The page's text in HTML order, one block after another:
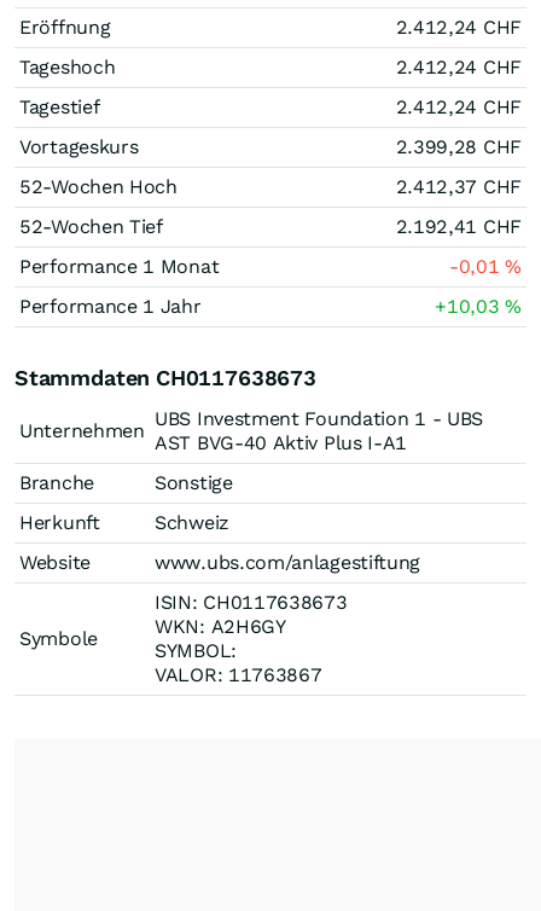
Eröffnung
2.412,24 CHF
Tageshoch
2.412,24 CHF
Tagestief
2.412,24 CHF
Vortageskurs
2.399,28 CHF
52-Wochen Hoch
2.412,37 CHF
52-Wochen Tief
2.192,41 CHF
Performance 1 Monat
-0,01%
Performance 1 Jahr
+10,03%
Stammdaten CH0117638673
Unternehmen
UBS Investment Foundation 1 - UBS
AST BVG-40 Aktiv Plus I-A1
Branche
Sonstige
Herkunft
Schweiz
Website
www.ubs.com/anlagestiftung
Symbole
ISIN: CH0117638673
WKN: A2H6GY
SYMBOL:
VALOR: 11763867